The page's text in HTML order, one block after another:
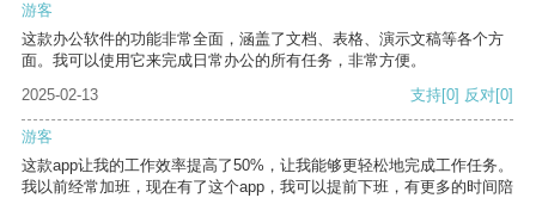
游客
这款办公软件的功能非常全面，涵盖了文档、表格、演示文稿等各个方
面。我可以使用它来完成日常办公的所有任务，非常方便。
2025-02-13
支持[0] 反对[0]
游客
这款app让我的工作效率提高了50%，让我能够更轻松地完成工作任务。
我以前经常加班，现在有了这个app，我可以提前下班，有更多的时间陪